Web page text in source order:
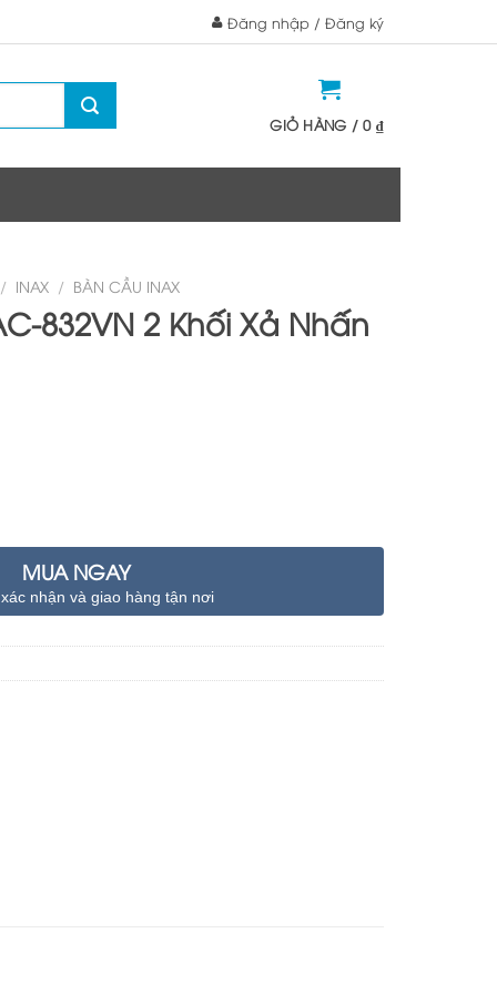
Đăng nhập / Đăng ký
GIỎ HÀNG /0 ₫
/ INAX / BÀN CẦU INAX
832VN 2 Khối Xả Nhấn
MUA NGAY
nhận và giao hàng tận nơi